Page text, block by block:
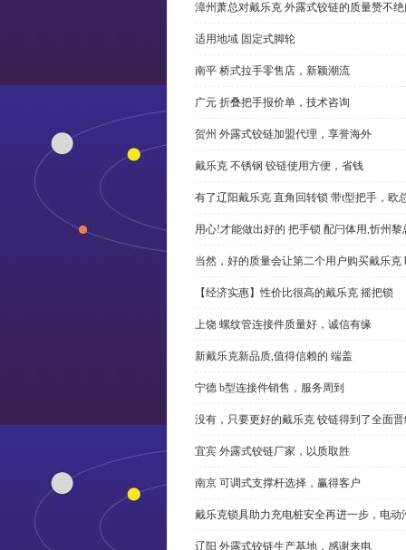
漳州萧总对戴乐克 外露式铰链的质量赞不
适用地域 固定式脚轮
南平 桥式拉手零售店，新颖潮流
广元 折叠把手报价单，技术咨询
贺州 外露式铰链加盟代理，享誉海外
戴乐克 不锈钢 铰链使用方便，省钱
有了辽阳戴乐克 直角回转锁 带t型把手，欧
用心!才能做出好的 把手锁 配闩体用,忻州黎
当然，好的质量会让第二个用户购买戴乐克
【经济实惠】性价比很高的戴乐克 摇把锁
上饶 螺纹管连接件质量好，诚信有缘
新戴乐克新品质,值得信赖的 端盖
宁德 b型连接件销售，服务周到
没有，只要更好的戴乐克 铰链得到了全面
宜宾 外露式铰链厂家，以质取胜
南京 可调式支撑杆选择，赢得客户
戴乐克锁具助力充电桩安全再进一步，电动
辽阳 外露式铰链生产基地，感谢来电